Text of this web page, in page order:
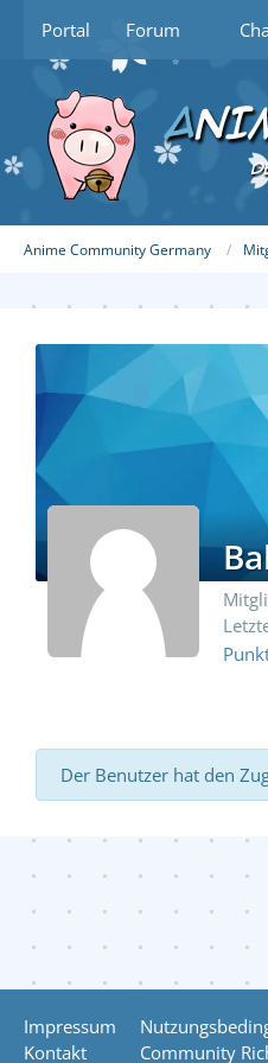
Portal Forum
Anime Community Germany
Der Benutzer hat den
Impressum
Kontakt
Community